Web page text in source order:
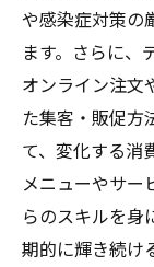
や感染症対策の
ます。さらに、
オンライン注文
た集客・販促方
て、変化する消
メニューやサー
らのスキルを身
期的に輝き続け